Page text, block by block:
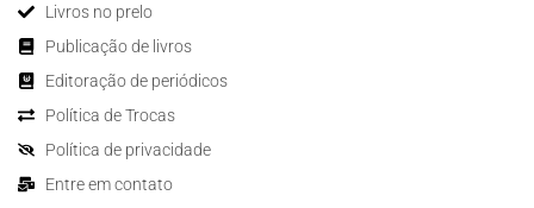
Livros no prelo
Publicação de livros
Editoração de periódicos
Política de Trocas
Política de privacidade
Entre em contato